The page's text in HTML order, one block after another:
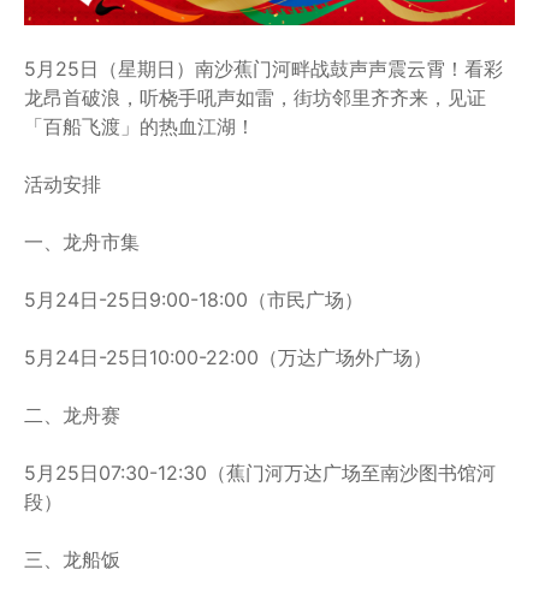
5月25日（星期日）南沙蕉门河畔战鼓声声震云霄！看彩
龙昂首破浪，听桡手吼声如雷，街坊邻里齐齐来，见证
「百船飞渡」的热血江湖！
活动安排
一、龙舟市集
5月24日-25日9:00-18:00（市民广场）
5月24日-25日10:00-22:00（万达广场外广场）
二、龙舟赛
5月25日07:30-12:30（蕉门河万达广场至南沙图书馆河
段）
三、龙船饭